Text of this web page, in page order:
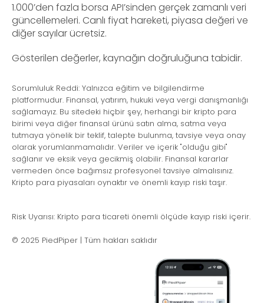
1.000’den fazla borsa API’sinden gerçek zamanlı veri
güncellemeleri. Canlı fiyat hareketi, piyasa değeri ve
diğer sayılar ücretsiz.
Gösterilen değerler, kaynağın doğruluğuna tabidir.
Sorumluluk Reddi: Yalnızca eğitim ve bilgilendirme
platformudur. Finansal, yatırım, hukuki veya vergi danışmanlığı
sağlamayız. Bu sitedeki hiçbir şey, herhangi bir kripto para
birimi veya diğer finansal ürünü satın alma, satma veya
tutmaya yönelik bir teklif, talepte bulunma, tavsiye veya onay
olarak yorumlanmamalıdır. Veriler ve içerik "olduğu gibi"
sağlanır ve eksik veya gecikmiş olabilir. Finansal kararlar
vermeden önce bağımsız profesyonel tavsiye almalısınız.
Kripto para piyasaları oynaktır ve önemli kayıp riski taşır.
Risk Uyarısı: Kripto para ticareti önemli ölçüde kayıp riski içerir.
© 2025 PiedPiper | Tüm hakları saklıdır